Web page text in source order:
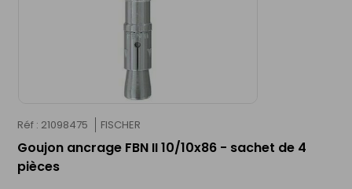
Réf : 21098475 FISCHER
Goujon ancrage FBN II 10/10x86 - sachet de 4
pièces